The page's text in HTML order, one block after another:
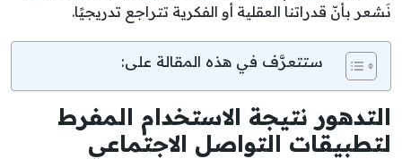
نَشعر بأنّ قدراتنا العقلية أو الفكرية تتراجع تدريجيًا.
ستتعرَّف في هذه المقالة على:
التدهور نتيجة الاستخدام المفرط
لتطبيقات التواصل الاجتماعي